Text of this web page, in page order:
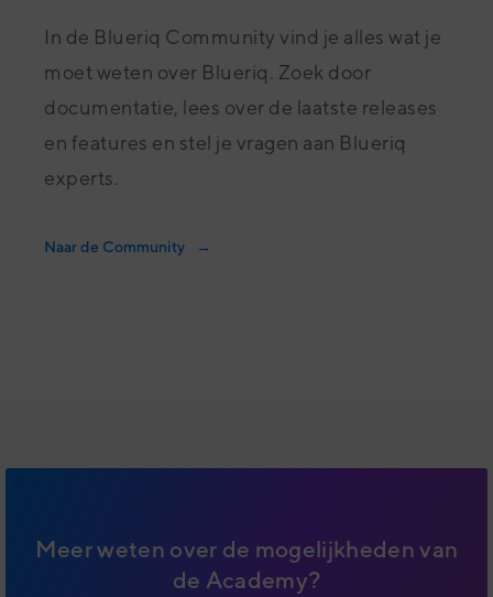
In de Blueriq Community vind je alles wat je
moet weten over Blueriq. Zoek door
documentatie, lees over de laatste releases
en features en stel je vragen aan Blueriq
experts.
Naar de Community
Meer weten over de mogelijkheden van
de Academy?